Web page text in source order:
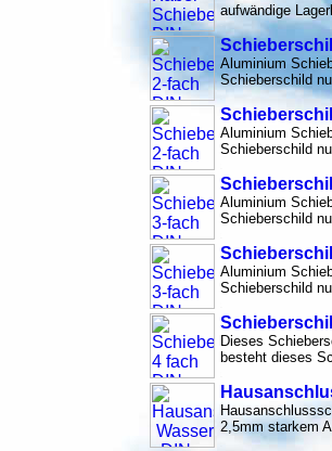
aufwändige
Aluminium
Schieberschild
Aluminium
Schieberschild
Aluminium
Schieberschild
Aluminium
Schieberschild
Dieses
besteht dieses
2,5mm starkem